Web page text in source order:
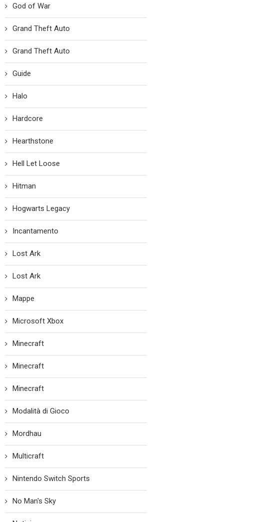
God of War
Grand Theft Auto
Grand Theft Auto
Guide
Halo
Hardcore
Hearthstone
Hell Let Loose
Hitman
Hogwarts Legacy
Incantamento
Lost Ark
Lost Ark
Mappe
Microsoft Xbox
Minecraft
Minecraft
Minecraft
Modalità di Gioco
Mordhau
Multicraft
Nintendo Switch Sports
No Man's Sky